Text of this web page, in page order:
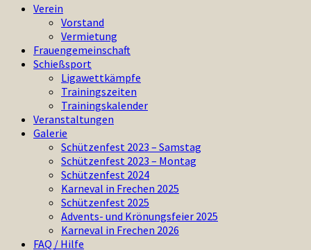
Verein
Vorstand
Vermietung
Frauengemeinschaft
Schießsport
Ligawettkämpfe
Trainingszeiten
Trainingskalender
Veranstaltungen
Galerie
Schützenfest 2023 – Samstag
Schützenfest 2023 – Montag
Schützenfest 2024
Karneval in Frechen 2025
Schützenfest 2025
Advents- und Krönungsfeier 2025
Karneval in Frechen 2026
FAQ / Hilfe